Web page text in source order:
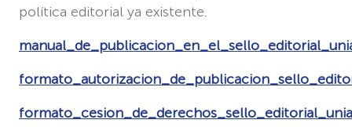
política editorial ya existente.